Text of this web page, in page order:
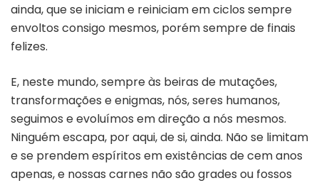
ainda, que se iniciam e reiniciam em ciclos sempre
envoltos consigo mesmos, porém sempre de finais
felizes.
E, neste mundo, sempre às beiras de mutações,
transformações e enigmas, nós, seres humanos,
seguimos e evoluímos em direção a nós mesmos.
Ninguém escapa, por aqui, de si, ainda. Não se limitam
e se prendem espíritos em existências de cem anos
apenas, e nossas carnes não são grades ou fossos